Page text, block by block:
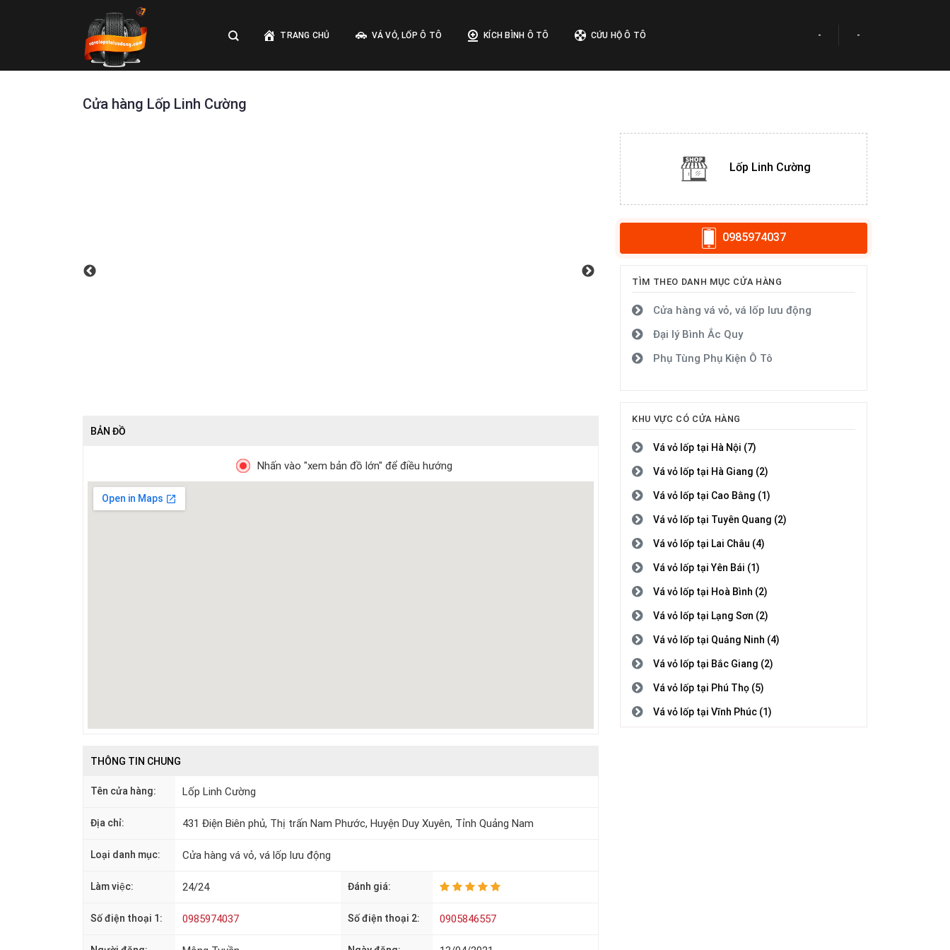
TRANG CHỦ VÁ VỎ, LỐP Ô TÔ KÍCH BÌNH Ô TÔ CỨU HỘ Ô TÔ - -
Cửa hàng Lốp Linh Cường
BẢN ĐỒ
Nhấn vào "xem bản đồ lớn" để điều hướng
THÔNG TIN CHUNG
Tên cửa hàng: Lốp Linh Cường
Địa chỉ: 431 Điện Biên phủ, Thị trấn Nam Phước, Huyện Duy Xuyên, Tỉnh Quảng Nam
Loại danh mục: Cửa hàng vá vỏ, vá lốp lưu động
Làm việc: 24/24 Đánh giá:
Số điện thoại 1: 0985974037 Số điện thoại 2: 0905846557
Lốp Linh Cường
0985974037
TÌM THEO DANH MỤC CỬA HÀNG
Cửa hàng vá vỏ, vá lốp lưu động
Đại lý Bình Ắc Quy
Phụ Tùng Phụ Kiện Ô Tô
KHU VỰC CÓ CỬA HÀNG
Vá vỏ lốp tại Hà Nội (7)
Vá vỏ lốp tại Hà Giang (2)
Vá vỏ lốp tại Cao Bằng (1)
Vá vỏ lốp tại Tuyên Quang (2)
Vá vỏ lốp tại Lai Châu (4)
Vá vỏ lốp tại Yên Bái (1)
Vá vỏ lốp tại Hoà Bình (2)
Vá vỏ lốp tại Lạng Sơn (2)
Vá vỏ lốp tại Quảng Ninh (4)
Vá vỏ lốp tại Bắc Giang (2)
Vá vỏ lốp tại Phú Thọ (5)
Vá vỏ lốp tại Vĩnh Phúc (1)